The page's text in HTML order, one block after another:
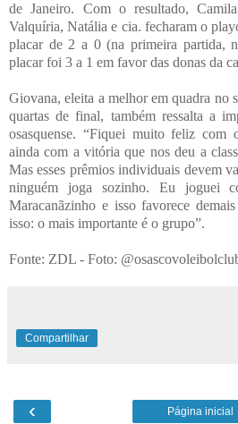
de Janeiro. Com o resultado,
Valquíria, Natália e cia. fecharam o
placar de 2 a 0 (na primeira partida,
placar foi 3 a 1 em favor das donas da
Giovana, eleita a melhor em quadra no
quartas de final, também ressalta a
osasquense. “Fiquei muito feliz
ainda com a vitória que nos deu a
Mas esses prêmios individuais devem
ninguém joga sozinho. Eu joguei
Maracanãzinho e isso favorece
isso: o mais importante é o grupo”.
Fonte: ZDL - Foto:
Compartilhar
‹ Página inicial